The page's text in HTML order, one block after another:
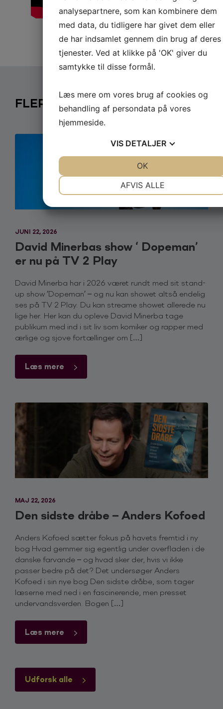
FLERE NYHEDER
Udforsk alle
JUNI 22, 2026
David Minerbas show ‘ Dopeman’
er nu på TV 2 Play
David Minerba har i 2026 været rundt med sit stand-
up show ‘Dopeman’ – og nu kan showet altså endelig
ses på TV 2 Play. Du kan streame showet allerede nu
lige her. Her kan du opleve David Minerba tage
publikum med ind i sit liv som komiker og rapper med
ærlige og sjove fortællinger om […]
Læs mere
MAJ 22, 2026
Den sidste dråbe – Anders Kofoed
Anders Kofoed sætter fokus på havets fremtid i ny
bog Hvad gemmer sig egentlig under overfladen i de
danske farvande – og hvad sker der, hvis vi ikke
passer bedre på det? Det undersøger Anders
Kofoed i sin nye bog Den sidste dråbe, som tager
læserne med ned i en fascinerende, men presset
undervandsverden. Bogen […]
Læs mere
analysepartnere, som kan kombinere dem
med data, du tidligere har givet dem eller
de har indsamlet gennem din brug af deres
tjenester. Ved at klikke på 'OK' giver du
samtykke til disse formål.
Læs mere om vores brug af cookies og
behandling af persondata på vores
hjemmeside.
VIS DETALJER
AFVIS ALLE
OK